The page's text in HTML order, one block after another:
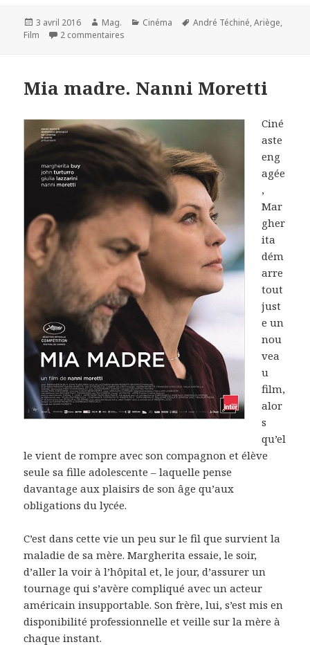
Publié
le
3 avril 2016 Auteur
Mag. Catégories
Cinéma
Mots-
André Téchiné,Ariège,
Film
2 commentaires
Mia madre. Nanni Moretti
Ciné
aste
eng
agée
,
Mar
gher
ita
dém
arre
tout
just
e un
nou
vea
u
film,
alor
s
qu’el
le vient de rompre avec son compagnon et élève
seule sa fille adolescente – laquelle pense
davantage aux plaisirs de son âge qu’aux
obligations du lycée.
C’est dans cette vie un peu sur le fil que survient la
maladie de sa mère. Margherita essaie, le soir,
d’aller la voir à l’hôpital et, le jour, d’assurer un
tournage qui s’avère compliqué avec un acteur
américain insupportable. Son frère, lui, s’est mis en
disponibilité professionnelle et veille sur la mère à
chaque instant.